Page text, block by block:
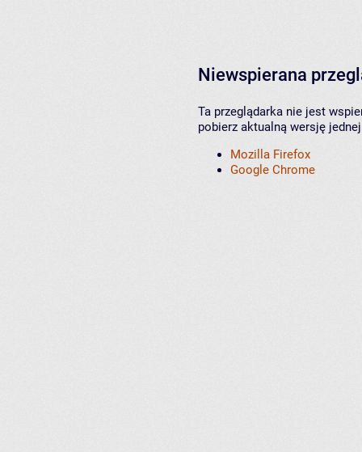
Niewspierana
Ta przeglądarka nie jest
pobierz aktualną wersję
Mozilla Firefox
Google Chrome